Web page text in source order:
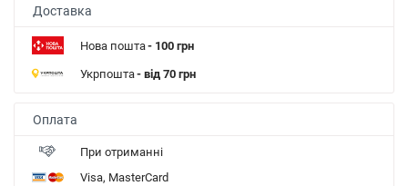
Доставка
Нова пошта- 100 грн
Укрпошта- від 70 грн
Оплата
При отриманні
Visa, MasterCard